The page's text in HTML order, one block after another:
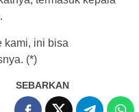
kami, ini bisa
(*)
SEBARKAN